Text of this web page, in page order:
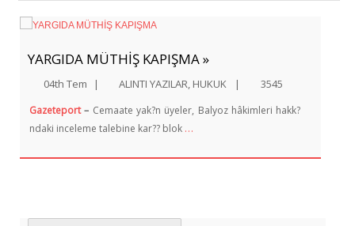
YARGIDA MÜTHİŞ KAPIŞMA »
04th Tem | ALINTI YAZILAR, HUKUK | 3545
Gazeteport– Cemaate yak?n üyeler, Balyoz hâkimleri hakk?
ndaki inceleme talebine kar?? blok …